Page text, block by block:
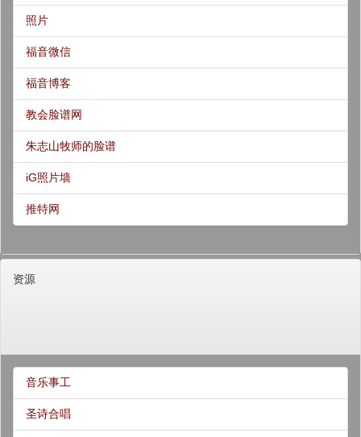
照片
福音微信
福音博客
教会脸谱网
朱志山牧师的脸谱
iG照片墙
推特网
资源
音乐事工
圣诗合唱